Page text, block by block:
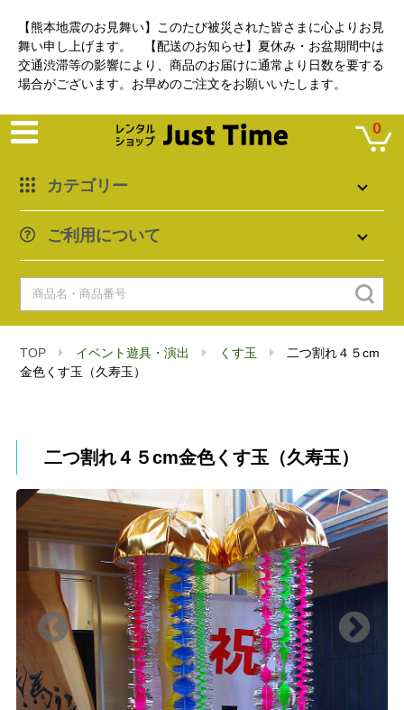
【熊本地震のお見舞い】このたび被災された皆さまに心よりお見
舞い申し上げます。 【配送のお知らせ】夏休み・お盆期間中は
交通渋滞等の影響により、商品のお届けに通常より日数を要する
場合がございます。お早めのご注文をお願いいたします。
カテゴリー
ご利用について
0
TOP イベント遊具・演出 くす玉
二つ割れ４５cm
金色くす玉（久寿玉）
二つ割れ４５cm金色くす玉（久寿玉）